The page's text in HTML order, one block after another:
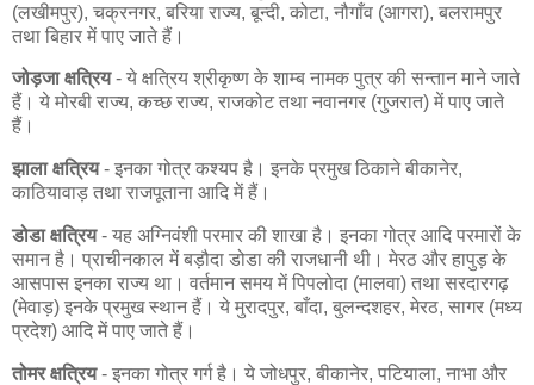
(लखीमपुर), चक्रनगर, बरिया राज्य, बून्दी, कोटा, नौगाँव (आगरा), बलरामपुर
तथा बिहार में पाए जाते हैं।
जोड़जा क्षत्रिय- ये क्षत्रिय श्रीकृष्ण के शाम्ब नामक पुत्र की सन्तान माने जाते
हैं। ये मोरबी राज्य, कच्छ राज्य, राजकोट तथा नवानगर (गुजरात) में पाए जाते
हैं।
झाला क्षत्रिय- इनका गोत्र कश्यप है। इनके प्रमुख ठिकाने बीकानेर,
काठियावाड़ तथा राजपूताना आदि में हैं।
डोडा क्षत्रिय- यह अग्निवंशी परमार की शाखा है। इनका गोत्र आदि परमारों के
समान है। प्राचीनकाल में बड़ौदा डोडा की राजधानी थी। मेरठ और हापुड़ के
आसपास इनका राज्य था। वर्तमान समय में पिपलोदा (मालवा) तथा सरदारगढ़
(मेवाड़) इनके प्रमुख स्थान हैं। ये मुरादपुर, बाँदा, बुलन्दशहर, मेरठ, सागर (मध्य
प्रदेश) आदि में पाए जाते हैं।
तोमर क्षत्रिय- इनका गोत्र गर्ग है। ये जोधपुर, बीकानेर, पटियाला, नाभा और